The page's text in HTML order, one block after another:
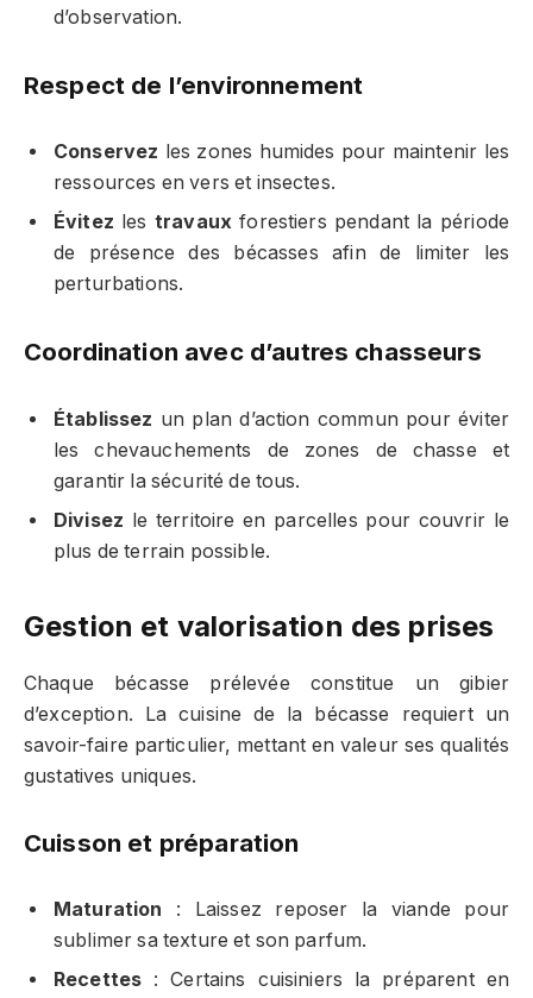
d’observation.
Respect de l’environnement
Conservez les zones humides pour maintenir les
ressources en vers et insectes.
Évitez les travaux forestiers pendant la période
de présence des bécasses afin de limiter les
perturbations.
Coordination avec d’autres chasseurs
Établissez un plan d’action commun pour éviter
les chevauchements de zones de chasse et
garantir la sécurité de tous.
Divisez le territoire en parcelles pour couvrir le
plus de terrain possible.
Gestion et valorisation des prises
Chaque bécasse prélevée constitue un gibier
d’exception. La cuisine de la bécasse requiert un
savoir-faire particulier, mettant en valeur ses qualités
gustatives uniques.
Cuisson et préparation
Maturation : Laissez reposer la viande pour
sublimer sa texture et son parfum.
Recettes : Certains cuisiniers la préparent en